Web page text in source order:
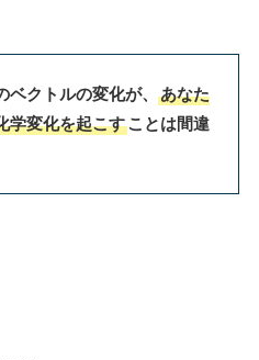
ベクトルの変化が、あなた
学変化を起こすことは間違